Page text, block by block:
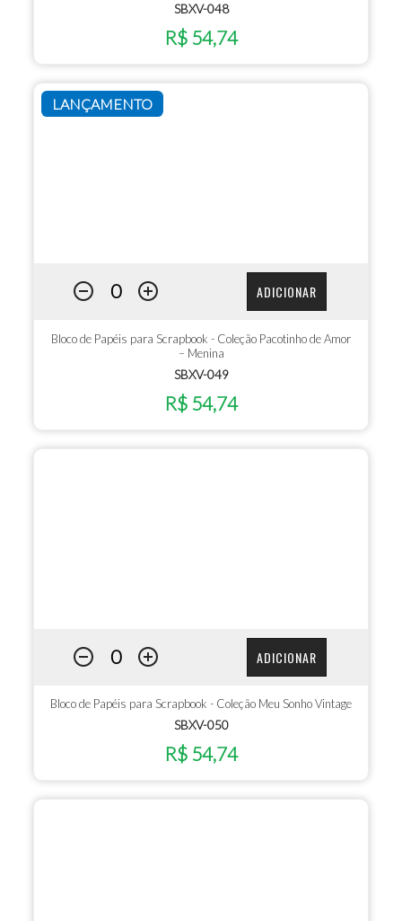
SBXV-048
R$ 54,74
LANÇAMENTO
ADICIONAR
Bloco de Papéis para Scrapbook - Coleção Pacotinho de Amor
– Menina
SBXV-049
R$ 54,74
ADICIONAR
Bloco de Papéis para Scrapbook - Coleção Meu Sonho Vintage
SBXV-050
R$ 54,74